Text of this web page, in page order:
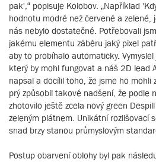
pak',“ popisuje Kolobov. „Například
hodnotu modré než červené a zelené,
nás nebylo dostatečné. Potřebovali
jakému elementu záběru jaký pixel
aby to probíhalo automaticky.
který by mohl fungovat a náš 2D lead
napsal a docílil toho, že jsme ho mohli
prý způsobil takové nadšení, že podle
zhotovilo ještě zcela nový green
zeleným plátnem. Unikátní rozlišovací
snad brzy stanou průmyslovým
Postup obarvení oblohy byl pak